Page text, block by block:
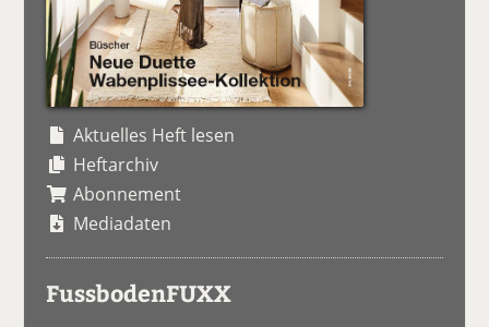
Aktuelles Heft lesen
Heftarchiv
Abonnement
Mediadaten
FussbodenFUXX